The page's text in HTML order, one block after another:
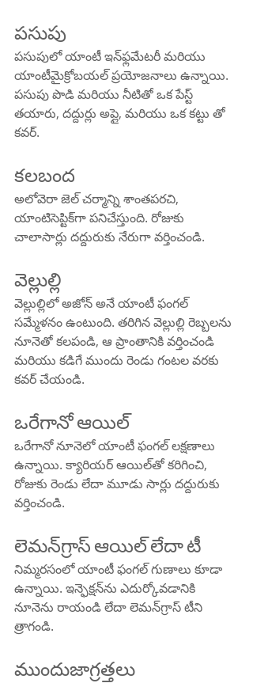
పసుపు
పసుపులో యాంటీ ఇన్‌ఫ్లమేటరీ మరియు
యాంటీమైక్రోబయల్ ప్రయోజనాలు ఉన్నాయి.
పసుపు పొడి మరియు నీటితో ఒక పేస్ట్
తయారు, దద్దుర్లు అప్లై, మరియు ఒక కట్టు తో
కవర్.
కలబంద
అలోవెరా జెల్ చర్మాన్ని శాంతపరచి,
యాంటిసెప్టిక్‌గా పనిచేస్తుంది. రోజుకు
చాలాసార్లు దద్దురుకు నేరుగా వర్తించండి.
వెల్లుల్లి
వెల్లుల్లిలో అజోన్ అనే యాంటీ ఫంగల్
సమ్మేళనం ఉంటుంది. తరిగిన వెల్లుల్లి రెబ్బలను
నూనెతో కలపండి, ఆ ప్రాంతానికి వర్తించండి
మరియు కడిగే ముందు రెండు గంటల వరకు
కవర్ చేయండి.
ఒరేగానో ఆయిల్
ఒరేగానో నూనెలో యాంటీ ఫంగల్ లక్షణాలు
ఉన్నాయి. క్యారియర్ ఆయిల్‌తో కరిగించి,
రోజుకు రెండు లేదా మూడు సార్లు దద్దురుకు
వర్తించండి.
లెమన్‌గ్రాస్ ఆయిల్ లేదా టీ
నిమ్మరసంలో యాంటీ ఫంగల్ గుణాలు కూడా
ఉన్నాయి. ఇన్ఫెక్షన్‌ను ఎదుర్కోవడానికి
నూనెను రాయండి లేదా లెమన్‌గ్రాస్ టీని
త్రాగండి.
ముందుజాగ్రత్తలు